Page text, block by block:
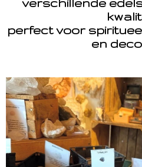
perfect voor
en